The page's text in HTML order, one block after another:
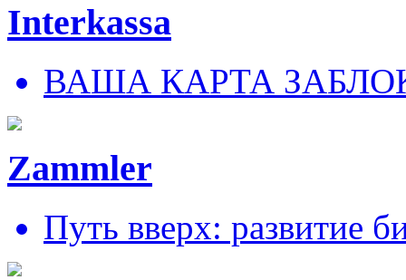
Interkassa
ВАША КАРТА
Zammler
Путь вверх: развитие